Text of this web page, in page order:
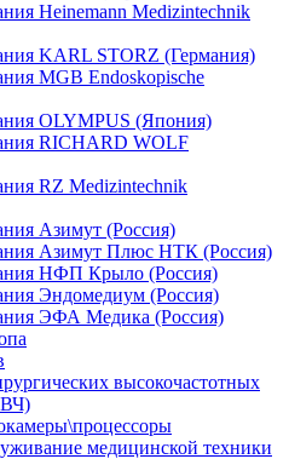
Heinemann Medizintechnik
KARL STORZ (Германия)
MGB Endoskopische
OLYMPUS (Япония)
RICHARD WOLF
RZ Medizintechnik
Азимут (Россия)
Азимут Плюс НТК (Россия)
НФП Крыло (Россия)
Эндомедиум (Россия)
ЭФА Медика (Россия)
высокочастотных
медицинской техники